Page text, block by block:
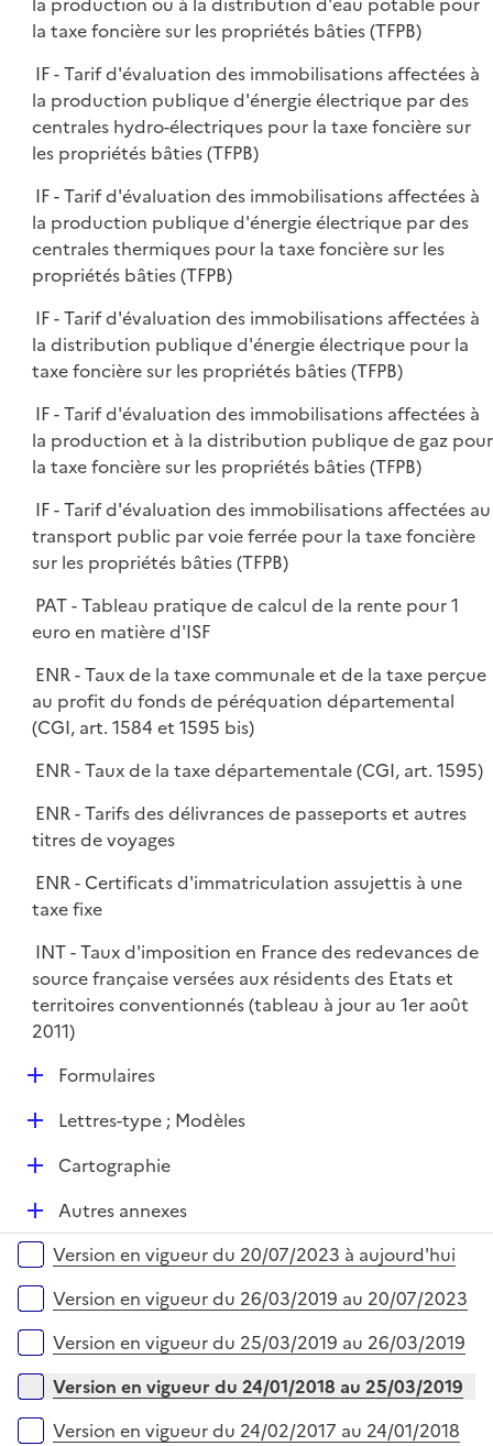
la taxe foncière sur les propriétés bâties (TFPB)
IF - Tarif d'évaluation des immobilisations affectées à
la production publique d'énergie électrique par des
centrales hydro-électriques pour la taxe foncière sur
les propriétés bâties (TFPB)
IF - Tarif d'évaluation des immobilisations affectées à
la production publique d'énergie électrique par des
centrales thermiques pour la taxe foncière sur les
propriétés bâties (TFPB)
IF - Tarif d'évaluation des immobilisations affectées à
la distribution publique d'énergie électrique pour la
taxe foncière sur les propriétés bâties (TFPB)
IF - Tarif d'évaluation des immobilisations affectées à
la production et à la distribution publique de gaz pour
la taxe foncière sur les propriétés bâties (TFPB)
IF - Tarif d'évaluation des immobilisations affectées au
transport public par voie ferrée pour la taxe foncière
sur les propriétés bâties (TFPB)
PAT - Tableau pratique de calcul de la rente pour 1
euro en matière d'ISF
ENR - Taux de la taxe communale et de la taxe perçue
au profit du fonds de péréquation départemental
(CGI, art. 1584 et 1595 bis)
ENR - Taux de la taxe départementale (CGI, art. 1595)
ENR - Tarifs des délivrances de passeports et autres
titres de voyages
ENR - Certificats d'immatriculation assujettis à une
taxe fixe
INT - Taux d'imposition en France des redevances de
source française versées aux résidents des Etats et
territoires conventionnés (tableau à jour au 1er août
2011)
D
r
Formulaires
D
e
Lettres-type ; Modèles
D
p
e
Cartographie
D
é
p
e
Autres annexes
Versions sur la période
Version en vigueur du 20/07/2023 à aujourd'hui
Version en vigueur du 26/03/2019 au 20/07/2023
Version en vigueur du 25/03/2019 au 26/03/2019
Version en vigueur du 24/01/2018 au 25/03/2019
Version en vigueur du 24/02/2017 au 24/01/2018